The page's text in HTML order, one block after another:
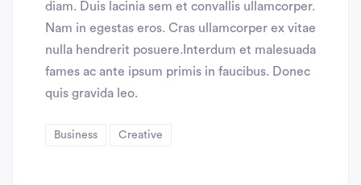
diam. Duis lacinia sem et convallis ullamcorper.
Nam in egestas eros. Cras ullamcorper ex vitae
nulla hendrerit posuere.Interdum et malesuada
fames ac ante ipsum primis in faucibus. Donec
quis gravida leo.
Business Creative